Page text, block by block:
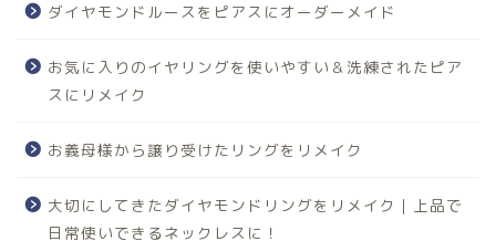
ダイヤモンドルースをピアスにオーダーメイド
お気に入りのイヤリングを使いやすい＆洗練されたピア
スにリメイク
お義母様から譲り受けたリングをリメイク
大切にしてきたダイヤモンドリングをリメイク｜上品で
日常使いできるネックレスに！